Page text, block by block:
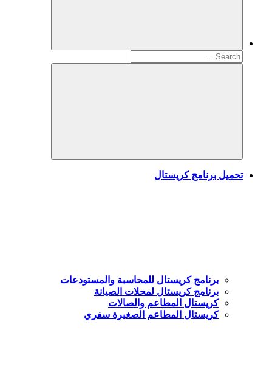
Search
for:
Search
تحميل برنامج كريستال
برنامج كريستال للمحاسبة والمستودعات
برنامج كريستال لمحلات الصيانة
كريستال المطاعم والصالات
كريستال المطاعم الصغيرة سفري